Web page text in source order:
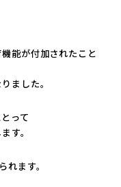
能が付加されたこと
ました。
って
す。
ます。